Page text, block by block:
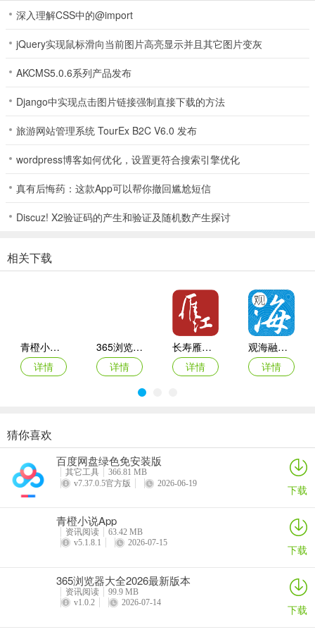
装进口袋，随时关注进展。
定制
半岛会针对每一个用户的兴趣，精准推送私人定制的资讯，有选择地
6、互动
现金鼓励用户报料线索，注册用户参与互动可直接兑换奖励，全面开
软件亮点
1、辣：有理有据有态度
成功只是他人的评价，态度才能让你忠于内心。“话题”频道全新视
深度有广度有温度;“时评：频道嬉笑怒骂皆成文章;每天早上7点半与您
见面的“槽哥碎碎念”更是一天一个热门槽点，爱恨交织，鞭辟入里。
“头条”、“天下”、“深度”频道主打突发事件等重大新闻，让新闻更快
速。半岛都市报作为一张已陪你16年的报纸，懂你的人是我是我还是
我，在“青岛”、“财经”、“楼市”频道，我们关心青岛的大事小事身边
事，无数的半岛小伙伴为你跑腿，跟你谈政策，陪你聊八卦。
天见。“汽车”、“教育”、“健康”、“旅游”、“快读”等频道，全部精心烹
饪，妙手调理。哪里有好吃好喝好玩的，哪里就有我们的身影!带你玩
转青岛，让你周末假日尽情嗨。
4、醇：诚心诚意勤互动
天。作为用户，还可以通过“报料”板块与我们交流，反映问题、提供
新闻线索和新闻现场的图片、视频，采用后我们将为你奉上50～500
5、酸：娱乐八卦神吐槽
“午后嘚吧嘚”一天一杯足量红茶，嬉笑怒骂皆成文章;“八姐”一天一个
深入理解CSS中的@import
jQuery实现鼠标滑向当前图片高亮显示并且其它图片变灰
AKCMS5.0.6系列产品发布
Django中实现点击图片链接强制直接下载的方法
旅游网站管理系统 TourEx B2C V6.0 发布
wordpress博客如何优化，设置更符合搜索引擎优化
真有后悔药：这款App可以帮你撤回尴尬短信
Discuz! X2验证码的产生和验证及随机数产生探讨
相关下载
青橙小说App
详情
365浏览器大全2026最新版本
详情
长寿雁江安卓版
详情
观海融媒官方版
详情
读特探索版手机客户端
详情
隐暂app
详情
新京报数字版客户端
汤圆全本小说官方版
猜你喜欢
百度网盘绿色免安装版
其它工具
366.81 MB
v7.37.0.5官方版
2026-06-19 下载
青橙小说App
资讯阅读
63.42 MB
v5.1.8.1
2026-07-15 下载
365浏览器大全2026最新版本
资讯阅读
99.9 MB
v1.0.2
2026-07-14 下载